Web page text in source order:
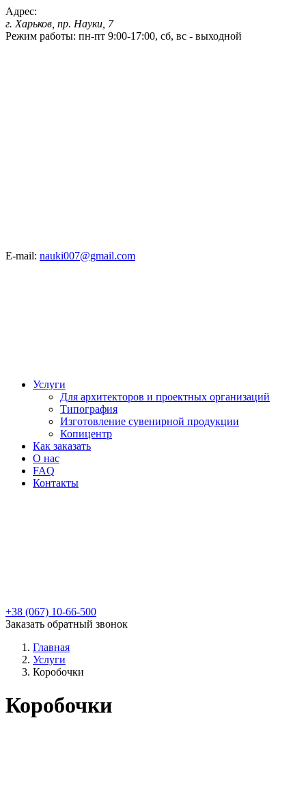
Адрес:
г. Харьков, пр. Науки, 7
Режим работы: пн-пт 9:00-17:00, сб, вс - выходной
E-mail: nauki007@gmail.com
Услуги
Для архитекторов и проектных организаций
Типография
Изготовление сувенирной продукции
Копицентр
Как заказать
О нас
FAQ
Контакты
+38 (067) 10-66-500
Заказать обратный звонок
Главная
Услуги
Коробочки
Коробочки